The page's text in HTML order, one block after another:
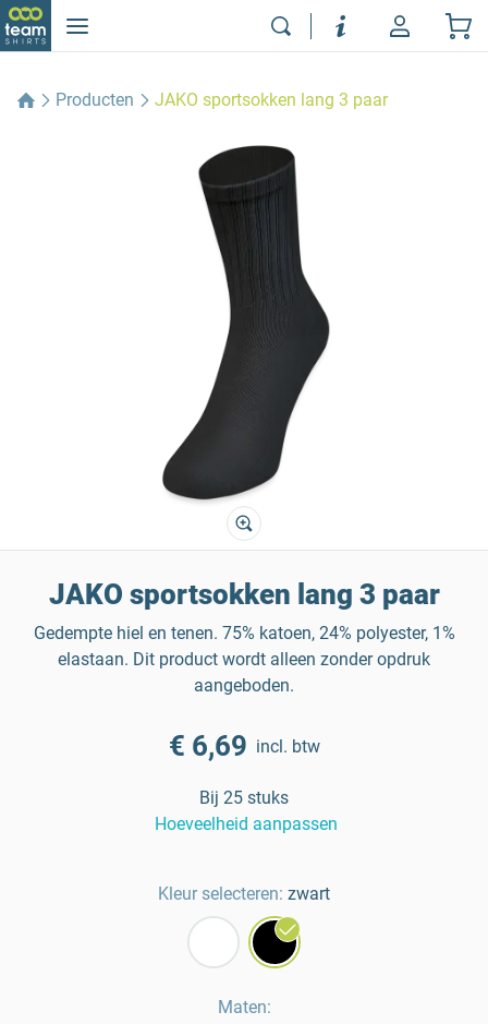
Producten JAKO sportsokken lang 3 paar
JAKO sportsokken lang 3 paar
Gedempte hiel en tenen. 75% katoen, 24% polyester, 1%
elastaan. Dit product wordt alleen zonder opdruk
aangeboden.
€ 6,69 incl. btw
Bij 25 stuks
Hoeveelheid aanpassen
Kleur selecteren: zwart
Maten: